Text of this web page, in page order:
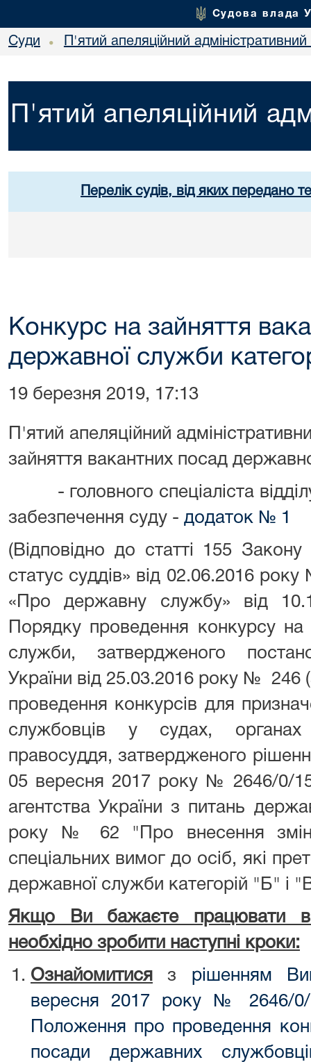
Судова влада
Суди • П'ятий апеляційний адміністративний
П'ятий апеляційний
Перелік судів, від яких передано
Конкурс на зайняття
державної служби
19 березня 2019, 17:13
П'ятий апеляційний
зайняття вакантних посад
- головного спеціаліста
забезпечення суду - додаток № 1
(Відповідно до статті 155
статус суддів» від 02.06.2016 року
«Про державну службу» від
Порядку проведення конкурсу
служби, затвердженого
України від 25.03.2016 року № 246
проведення конкурсів для
службовців у судах,
правосуддя, затвердженого
05 вересня 2017 року № 2646/0/
агентства України з питань
року № 62 "Про внесення змін
спеціальних вимог до осіб, які
державної служби категорій "Б" і
Якщо Ви бажаєте працювати
необхідно зробити наступні кроки:
Ознайомитися з рішенням
вересня 2017 року № 2646/0/
Положення про проведення
посади державних